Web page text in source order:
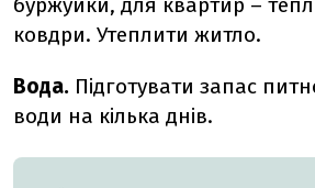
ковдри. Утеплити житло.
Вода. Підготувати запас
води на кілька днів.